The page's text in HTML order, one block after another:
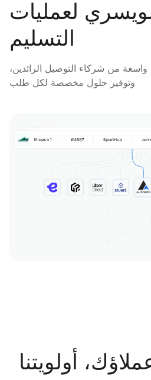
لعمليات
التسليم
من شركاء التوصيل الرائدين،
وتوفير حلول مخصصة لكل طلب
أولويتنا